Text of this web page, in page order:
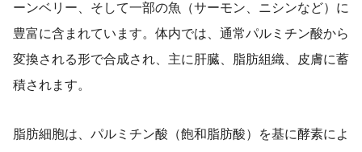
ーンベリー、そして一部の魚（サーモン、ニシンなど）に
豊富に含まれています。体内では、通常パルミチン酸から
変換される形で合成され、主に肝臓、脂肪組織、皮膚に蓄
積されます。
脂肪細胞は、パルミチン酸（飽和脂肪酸）を基に酵素によ